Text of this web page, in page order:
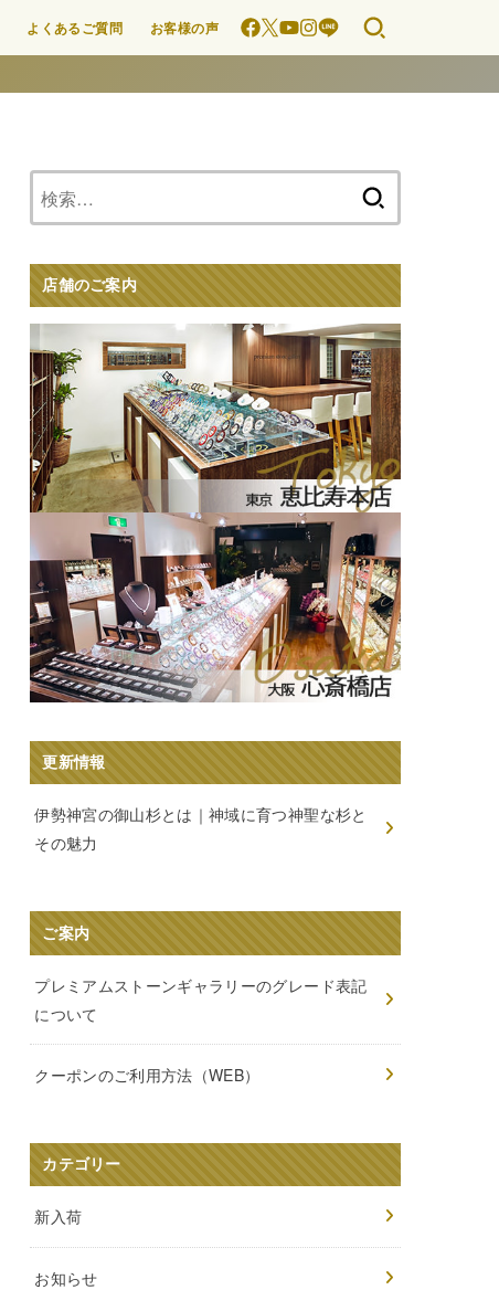
よくあるご質問 お客様の声
店舗のご案内
更新情報
伊勢神宮の御山杉とは｜神域に育つ神聖な杉と
その魅力
ご案内
プレミアムストーンギャラリーのグレード表記
について
クーポンのご利用方法（WEB）
カテゴリー
新入荷
お知らせ